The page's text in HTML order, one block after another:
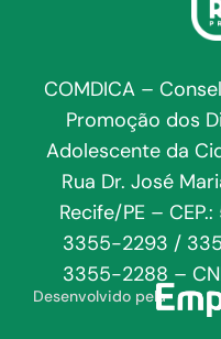
COMDICA –
Promoção dos
Adolescente da
Rua Dr. José
Recife/PE –
3355-2293 /
3355-2288 –
Desenvolvido pela